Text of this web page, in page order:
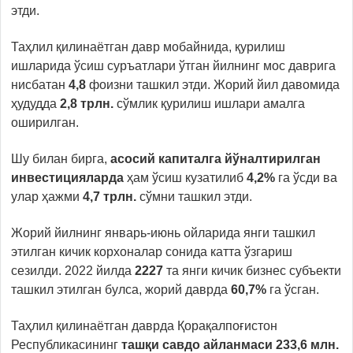
этди.
Таҳлил қилинаётган давр мобайнида, қурилиш
ишларида ўсиш суръатлари ўтган йилнинг мос даврига
нисбатан 4,8 фоизни ташкил этди. Жорий йил давомида
ҳудудда 2,8 трлн. сўмлик қурилиш ишлари амалга
оширилган.
Шу билан бирга, асосий капиталга йўналтирилган
инвестицияларда ҳам ўсиш кузатилиб 4,2% га ўсди ва
улар ҳажми 4,7 трлн. сўмни ташкил этди.
Жорий йилнинг январь-июнь ойларида янги ташкил
этилган кичик корхоналар сонида катта ўзгариш
сезилди. 2022 йилда 2227 та янги кичик бизнес субъекти
ташкил этилган булса, жорий даврда 60,7% га ўсган.
Таҳлил қилинаётган даврда Қорақалпоғистон
Республикасининг ташқи савдо айланмаси 233,6 млн.